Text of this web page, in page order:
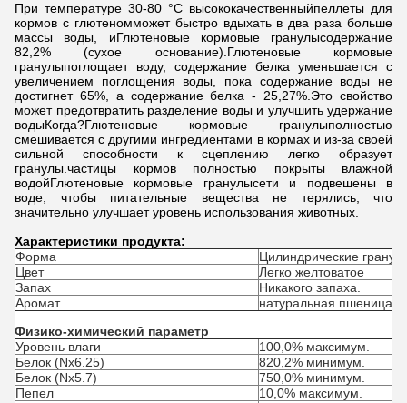
При температуре 30-80 °C высококачественныйпеллеты для
кормов с глютеномможет быстро вдыхать в два раза больше
массы воды, иГлютеновые кормовые гранулысодержание
82,2% (сухое основание). Глютеновые кормовые
гранулыпоглощает воду, содержание белка уменьшается с
увеличением поглощения воды, пока содержание воды не
достигнет 65%, а содержание белка - 25,27%.Это свойство
может предотвратить разделение воды и улучшить удержание
водыКогда?Глютеновые кормовые гранулыполностью
смешивается с другими ингредиентами в кормах и из-за своей
сильной способности к сцеплению легко образует
гранулы.частицы кормов полностью покрыты влажной
водойГлютеновые кормовые гранулысети и подвешены в
воде, чтобы питательные вещества не терялись, что
значительно улучшает уровень использования животных.
Характеристики продукта:
Форма
Цилиндрические
Цвет
Легко желтоватое
Запах
Никакого запаха.
Аромат
натуральная пшеница
Физико-химический параметр
Уровень влаги
100,0% максимум.
Белок (Nx6.25)
820,2% минимум.
Белок (Nx5.7)
750,0% минимум.
Пепел
10,0% максимум.